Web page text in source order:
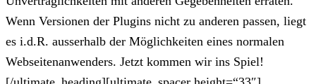
Wenn Versionen der Plugins nicht zu anderen passen, liegt
es i.d.R. ausserhalb der Möglichkeiten eines normalen
Webseitenanwenders. Jetzt kommen wir ins Spiel!